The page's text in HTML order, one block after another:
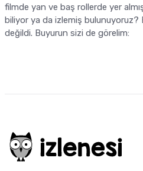
filmde yan ve baş rollerde yer
biliyor ya da izlemiş bulunuyoruz?
değildi. Buyurun sizi de görelim: